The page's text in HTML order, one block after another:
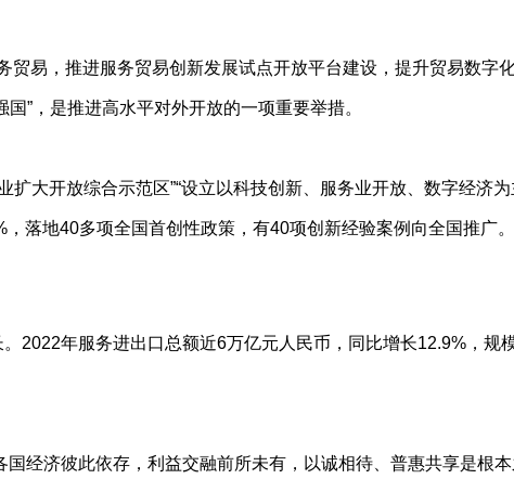
易，推进服务贸易创新发展试点开放平台建设，提升贸易数字化
，是推进高水平对外开放的一项重要举措。
开放综合示范区”“设立以科技创新、服务业开放、数字经济为
落地40多项全国首创性政策，有40项创新经验案例向全国推广。
年服务进出口总额近6万亿元人民币，同比增长12.9%，规
济彼此依存，利益交融前所未有，以诚相待、普惠共享是根本